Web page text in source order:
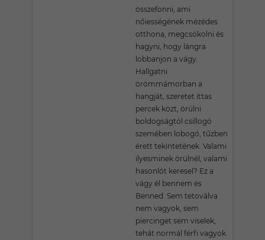
összefonni, ami
nőiességének mézédes
otthona, megcsókolni és
hagyni, hogy lángra
lobbanjon a vágy.
Hallgatni
örömmámorban a
hangját, szeretet ittas
percek közt, örülni
boldogságtól csillogó
szemében lobogó, tűzben
érett tekintetének. Valami
ilyesminek örülnél, valami
hasonlót keresel? Ez a
vágy él bennem és
Benned. Sem tetoválva
nem vagyok, sem
piercinget sem viselek,
tehát normál férfi vagyok.